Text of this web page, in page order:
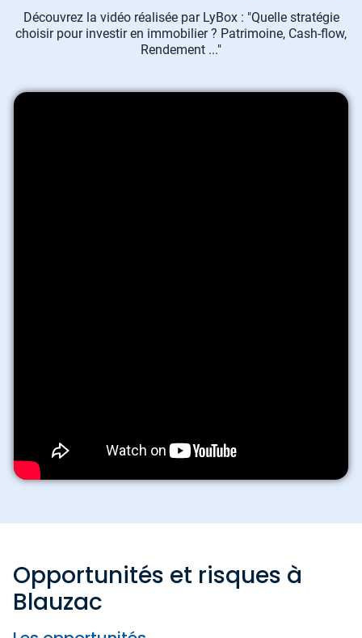
Découvrez la vidéo réalisée par LyBox : "Quelle stratégie
choisir pour investir en immobilier ? Patrimoine, Cash-flow,
Rendement ..."
Opportunités et risques à
Blauzac